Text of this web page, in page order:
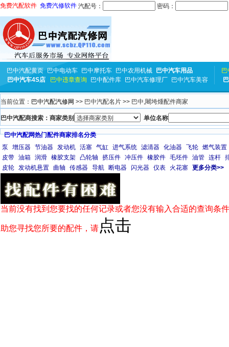
免费汽配软件 免费汽修软件 汽配号： 密码：
巴中汽配黄页 巴中电动车 巴中摩托车 巴中农用机械
巴中汽车用品
巴中汽车4S店
巴中违章查询 巴中配件库 巴中汽车修理厂 巴中汽车美容
当前位置： 巴中汽配汽修网 >> 巴中汽配名片 >> 巴中,闀垮煄配件商家
巴中汽配商搜索：商家类别 单位名称
巴中汽配网热门配件商家排名分类
泵
增压器 节油器 发动机 活塞 气缸 进气系统 滤清器 化油器 飞轮 燃气装置
皮带 油箱 润滑 橡胶支架 凸轮轴 挤压件 冲压件 橡胶件 毛坯件 油管 连杆
皮轮 发动机悬置 曲轴 传感器 导航 断电器 闪光器 仪表 火花塞 更多分类>>
当前没有找到您要找的任何记录或者您没有输入合适的查询条
助您寻找您所要的配件，请 点击